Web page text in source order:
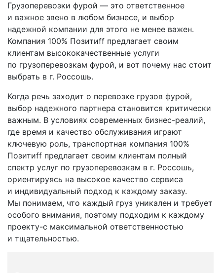
Грузоперевозки фурой — это ответственное
и важное звено в любом бизнесе, и выбор
надежной компании для этого не менее важен.
Компания 100% Позитиff предлагает своим
клиентам высококачественные услуги
по грузоперевозкам фурой, и вот почему нас стоит
выбрать в г. Россошь.
Когда речь заходит о перевозке грузов фурой,
выбор надежного партнера становится критически
важным. В условиях современных бизнес-реалий,
где время и качество обслуживания играют
ключевую роль, транспортная компания 100%
Позитиff предлагает своим клиентам полный
спектр услуг по грузоперевозкам в г. Россошь,
ориентируясь на высокое качество сервиса
и индивидуальный подход к каждому заказу.
Мы понимаем, что каждый груз уникален и требует
особого внимания, поэтому подходим к каждому
проекту-с максимальной ответственностью
и тщательностью.